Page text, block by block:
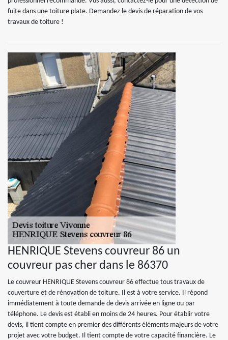
fuite dans une toiture plate. Demandez le devis de réparation de vos
travaux de toiture !
HENRIQUE Stevens couvreur 86 un
couvreur pas cher dans le 86370
Le couvreur HENRIQUE Stevens couvreur 86 effectue tous travaux de
couverture et de rénovation de toiture. Il est à votre service. Il répond
immédiatement à toute demande de devis arrivée en ligne ou par
téléphone. Le devis est établi en moins de 24 heures. Pour établir votre
devis, il tient compte en premier des différents éléments majeurs de votre
projet avec votre budget. Il tient compte de votre capacité financière. Le